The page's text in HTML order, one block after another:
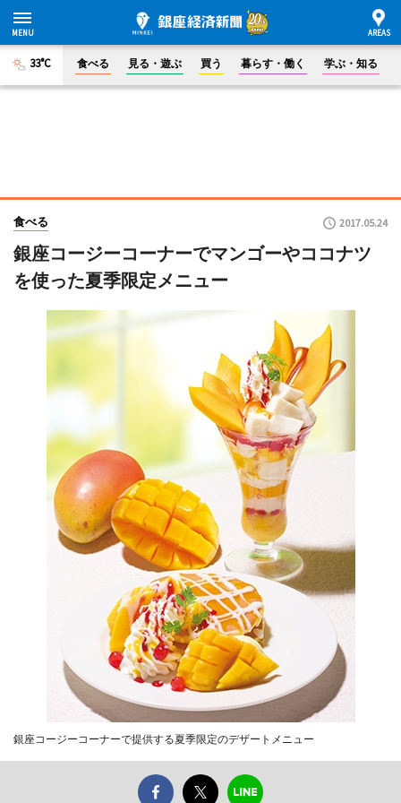
33°C 食べる 見る・遊ぶ 買う 暮らす・働く 学ぶ・知る
食べる 2017.05.24
銀座コージーコーナーでマンゴーやココナツ
を使った夏季限定メニュー
銀座コージーコーナーで提供する夏季限定のデザートメニュー